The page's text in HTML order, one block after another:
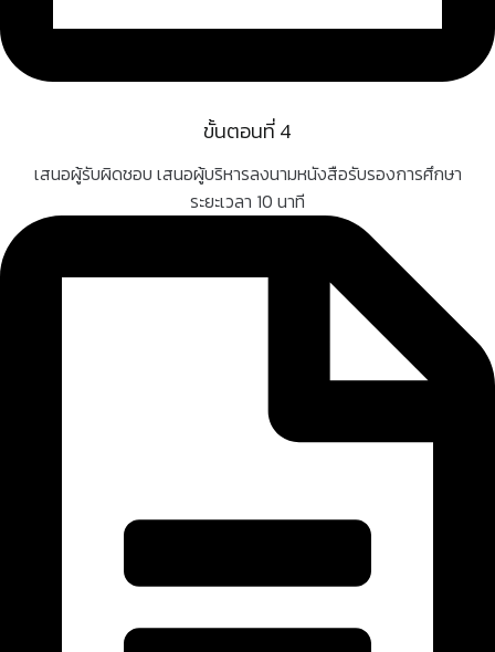
ขั้นตอนที่ 4
เสนอผู้รับผิดชอบ เสนอผู้บริหารลงนามหนังสือรับรองการศึกษา
ระยะเวลา 10 นาที